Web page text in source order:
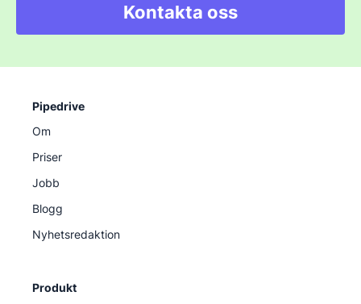
Kontakta oss
Pipedrive
Om
Priser
Jobb
Blogg
Nyhetsredaktion
Produkt